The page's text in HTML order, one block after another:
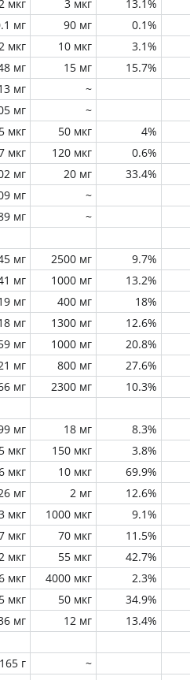
мкг 3 мкг 13.1%
мг 90 мг 0.1%
мкг 10 мкг 3.1%
мг 15 мг 15.7%
мг
~
мг
~
мкг 50 мкг 4%
мкг 120 мкг 0.6%
мг 20 мг 33.4%
мг
~
мг ~
мг 2500 мг 9.7%
мг 1000 мг 13.2%
мг 400 мг 18%
мг 1300 мг 12.6%
мг 1000 мг 20.8%
мг 800 мг 27.6%
мг 2300 мг 10.3%
мг 18 мг 8.3%
мкг 150 мкг 3.8%
мкг 10 мкг 69.9%
мг 2 мг 12.6%
мкг 1000 мкг 9.1%
мкг 70 мкг 11.5%
мкг 55 мкг 42.7%
мкг 4000 мкг 2.3%
мкг 50 мкг 34.9%
мг 12 мг 13.4%
г
~